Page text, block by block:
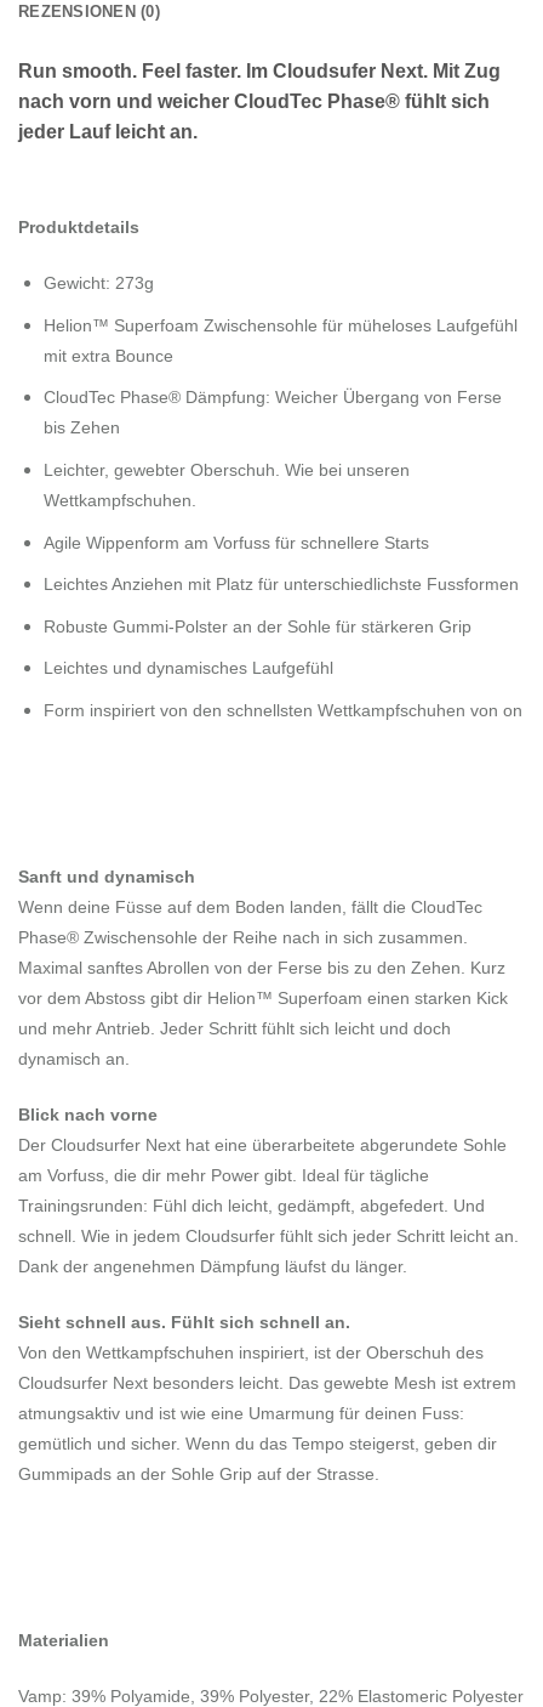
REZENSIONEN (0)
Run smooth. Feel faster. Im Cloudsufer Next. Mit Zug
nach vorn und weicher CloudTec Phase® fühlt sich
jeder Lauf leicht an.
Produktdetails
Gewicht: 273g
Helion™ Superfoam Zwischensohle für müheloses Laufgefühl
mit extra Bounce
CloudTec Phase® Dämpfung: Weicher Übergang von Ferse
bis Zehen
Leichter, gewebter Oberschuh. Wie bei unseren
Wettkampfschuhen.
Agile Wippenform am Vorfuss für schnellere Starts
Leichtes Anziehen mit Platz für unterschiedlichste Fussformen
Robuste Gummi-Polster an der Sohle für stärkeren Grip
Leichtes und dynamisches Laufgefühl
Form inspiriert von den schnellsten Wettkampfschuhen von on
Sanft und dynamisch
Wenn deine Füsse auf dem Boden landen, fällt die CloudTec
Phase® Zwischensohle der Reihe nach in sich zusammen.
Maximal sanftes Abrollen von der Ferse bis zu den Zehen. Kurz
vor dem Abstoss gibt dir Helion™ Superfoam einen starken Kick
und mehr Antrieb. Jeder Schritt fühlt sich leicht und doch
dynamisch an.
Blick nach vorne
Der Cloudsurfer Next hat eine überarbeitete abgerundete Sohle
am Vorfuss, die dir mehr Power gibt. Ideal für tägliche
Trainingsrunden: Fühl dich leicht, gedämpft, abgefedert. Und
schnell. Wie in jedem Cloudsurfer fühlt sich jeder Schritt leicht an.
Dank der angenehmen Dämpfung läufst du länger.
Sieht schnell aus. Fühlt sich schnell an.
Von den Wettkampfschuhen inspiriert, ist der Oberschuh des
Cloudsurfer Next besonders leicht. Das gewebte Mesh ist extrem
atmungsaktiv und ist wie eine Umarmung für deinen Fuss:
gemütlich und sicher. Wenn du das Tempo steigerst, geben dir
Gummipads an der Sohle Grip auf der Strasse.
Materialien
Vamp: 39% Polyamide, 39% Polyester, 22% Elastomeric Polyester